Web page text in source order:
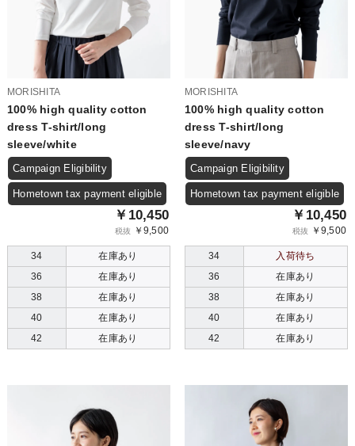
MORISHITA
100% high quality cotton
dress T-shirt/long
sleeve/white
Campaign Eligibility
Hometown tax payment eligible
￥10,450
税抜 ￥9,500
34
在庫あり
36
在庫あり
38
在庫あり
40
在庫あり
42
在庫あり
MORISHITA
100% high quality cotton
dress T-shirt/long
sleeve/navy
Campaign Eligibility
Hometown tax payment eligible
￥10,450
税抜 ￥9,500
34
入荷待ち
36
在庫あり
38
在庫あり
40
在庫あり
42
在庫あり